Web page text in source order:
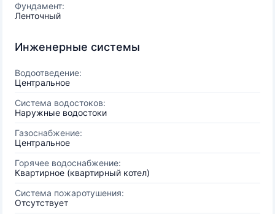
Фундамент:
Ленточный
Инженерные системы
Водоотведение:
Центральное
Система водостоков:
Наружные водостоки
Газоснабжение:
Центральное
Горячее водоснабжение:
Квартирное (квартирный котел)
Система пожаротушения:
Отсутствует